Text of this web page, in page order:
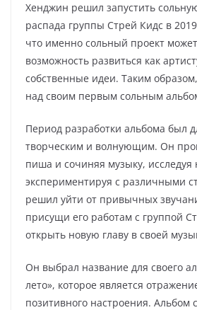
Хенджин решил запустить
распада группы Стрей Кидс в
что именно сольный проект
возможность развиться как
собственные идеи. Таким
над своим первым сольным
Период разработки альбома был
творческим и волнующим. Он
пиша и сочиняя музыку, исследуя
экспериментируя с различными
решил уйти от привычных
присущи его работам с группой
открыть новую главу в своей
Он выбрал название для своего
лето», которое является
позитивного настроения. Альбом